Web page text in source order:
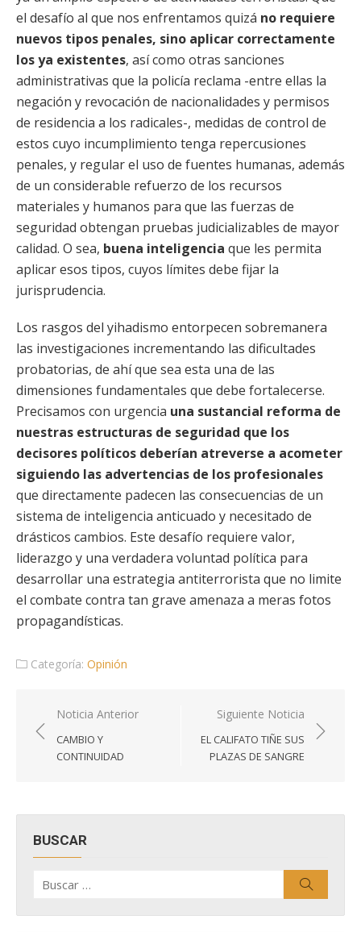
el desafío al que nos enfrentamos quizá no requiere
nuevos tipos penales, sino aplicar correctamente
los ya existentes, así como otras sanciones
administrativas que la policía reclama -entre ellas la
negación y revocación de nacionalidades y permisos
de residencia a los radicales-, medidas de control de
estos cuyo incumplimiento tenga repercusiones
penales, y regular el uso de fuentes humanas, además
de un considerable refuerzo de los recursos
materiales y humanos para que las fuerzas de
seguridad obtengan pruebas judicializables de mayor
calidad. O sea, buena inteligencia que les permita
aplicar esos tipos, cuyos límites debe fijar la
jurisprudencia.
Los rasgos del yihadismo entorpecen sobremanera
las investigaciones incrementando las dificultades
probatorias, de ahí que sea esta una de las
dimensiones fundamentales que debe fortalecerse.
Precisamos con urgencia una sustancial reforma de
nuestras estructuras de seguridad que los
decisores políticos deberían atreverse a acometer
siguiendo las advertencias de los profesionales
que directamente padecen las consecuencias de un
sistema de inteligencia anticuado y necesitado de
drásticos cambios. Este desafío requiere valor,
liderazgo y una verdadera voluntad política para
desarrollar una estrategia antiterrorista que no limite
el combate contra tan grave amenaza a meras fotos
propagandísticas.
Categoría: Opinión
Navegación
de
entradas
Noticia Anterior
CAMBIO Y
CONTINUIDAD
Siguiente Noticia
EL CALIFATO TIÑE SUS
PLAZAS DE SANGRE
BUSCAR
por: